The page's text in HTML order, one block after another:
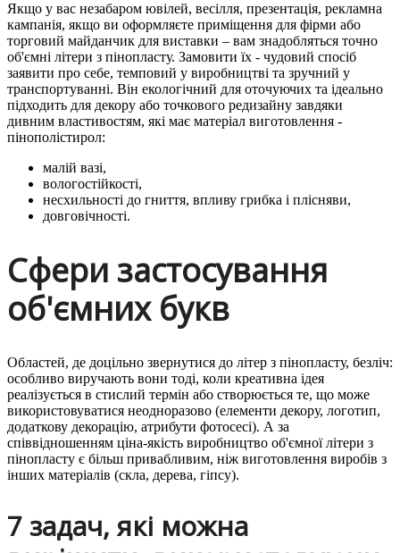
Якщо у вас незабаром ювілей, весілля, презентація, рекламна
кампанія, якщо ви оформляєте приміщення для фірми або
торговий майданчик для виставки – вам знадобляться точно
об'ємні літери з пінопласту. Замовити їх - чудовий спосіб
заявити про себе, темповий у виробництві та зручний у
транспортуванні. Він екологічний для оточуючих та ідеально
підходить для декору або точкового редизайну завдяки
дивним властивостям, які має матеріал виготовлення -
пінополістирол:
малій вазі,
вологостійкості,
несхильності до гниття, впливу грибка і плісняви,
довговічності.
Сфери застосування
об'ємних букв
Областей, де доцільно звернутися до літер з пінопласту, безліч:
особливо виручають вони тоді, коли креативна ідея
реалізується в стислий термін або створюється те, що може
використовуватися неодноразово (елементи декору, логотип,
додаткову декорацію, атрибути фотосесі). А за
співвідношенням ціна-якість виробництво об'ємної літери з
пінопласту є більш привабливим, ніж виготовлення виробів з
інших матеріалів (скла, дерева, гіпсу).
7 задач, які можна